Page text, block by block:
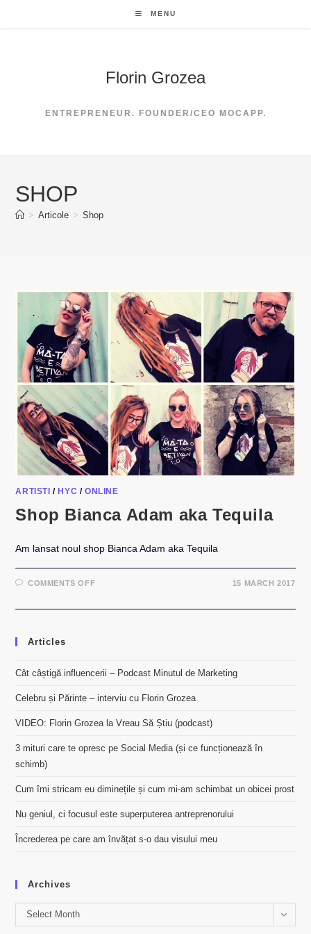
MENU
Florin Grozea
ENTREPRENEUR. FOUNDER/CEO MOCAPP.
SHOP
> Articole > Shop
ARTISTI /HYC /ONLINE
Shop Bianca Adam aka Tequila
Am lansat noul shop Bianca Adam aka Tequila
COMMENTS OFFON
ADAM
15 MARCH 2017
Articles
Cât câștigă influencerii – Podcast Minutul de Marketing
Celebru și Părinte – interviu cu Florin Grozea
VIDEO: Florin Grozea la Vreau Să Știu (podcast)
3 mituri care te opresc pe Social Media (și ce funcționează în
schimb)
Cum îmi stricam eu diminețile și cum mi-am schimbat un obicei prost
Nu geniul, ci focusul este superputerea antreprenorului
Încrederea pe care am învățat s-o dau visului meu
Archives
Archives
Select Month